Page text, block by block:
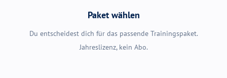
Paket wählen
Du entscheidest dich für das passende Trainingspaket.
Jahreslizenz, kein Abo.